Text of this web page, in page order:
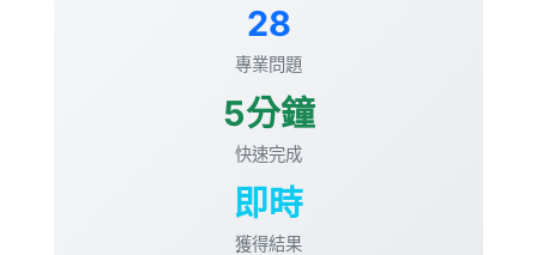
28
專業問題
5分鐘
快速完成
即時
獲得結果